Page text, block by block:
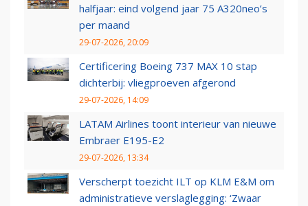
halfjaar: eind volgend jaar 75 A320neo’s
per maand
29-07-2026, 20:09
Certificering Boeing 737 MAX 10 stap
dichterbij: vliegproeven afgerond
29-07-2026, 14:09
LATAM Airlines toont interieur van nieuwe
Embraer E195-E2
29-07-2026, 13:34
Verscherpt toezicht ILT op KLM E&M om
administratieve verslaglegging: ‘Zwaar